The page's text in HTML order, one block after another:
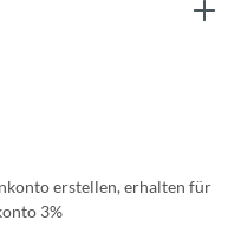
erstellen, erhalten für
3%